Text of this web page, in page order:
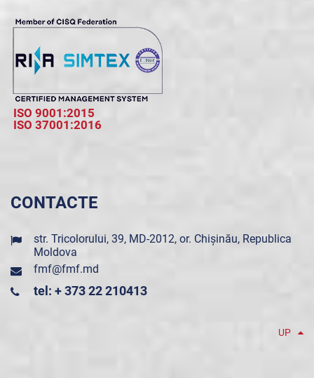
ISO 9001:2015
ISO 37001:2016
CONTACTE
str. Tricolorului, 39, MD-2012, or. Chișinău, Republica
Moldova
fmf@fmf.md
tel: + 373 22 210413
UP